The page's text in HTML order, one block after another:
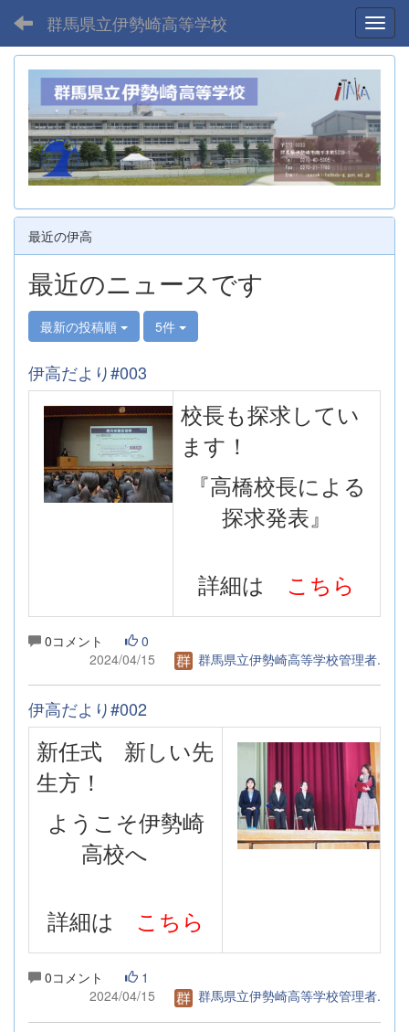
群馬県立伊勢崎高等学校
最近の伊高
最近のニュースです
最新の投稿順 5件
伊高だより#003
校長も探求してい
ます！
『高橋校長による
探求発表』
詳細は こちら
0コメント
0
2024/04/15
群馬県立伊勢崎高等学校管理者.
伊高だより#002
新任式 新しい先
生方！
ようこそ伊勢崎
高校へ
詳細は こちら
0コメント
1
2024/04/15
群馬県立伊勢崎高等学校管理者.